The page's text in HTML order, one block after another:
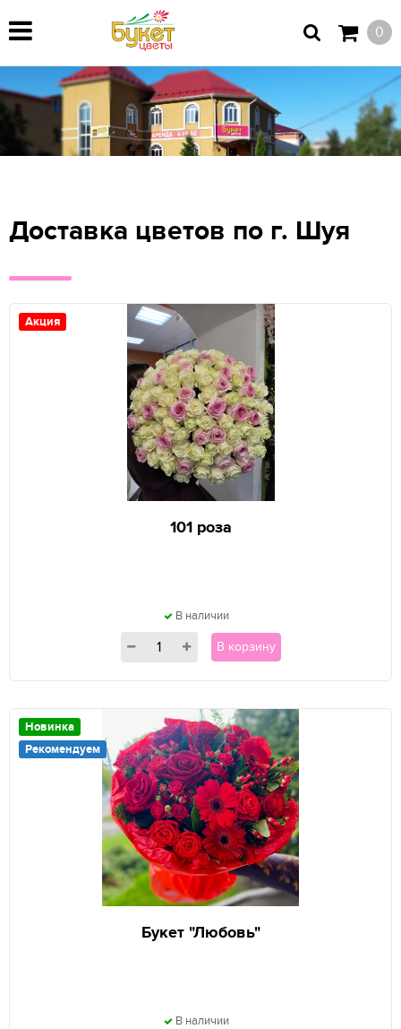
0
Доставка цветов по г. Шуя
Акция
101 роза
В наличии
В корзину
Новинка
Рекомендуем
Букет "Любовь"
В наличии